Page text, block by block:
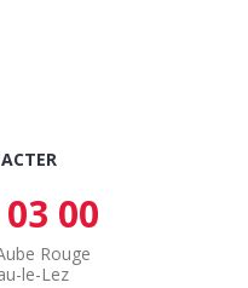
00
Rouge
le-Lez